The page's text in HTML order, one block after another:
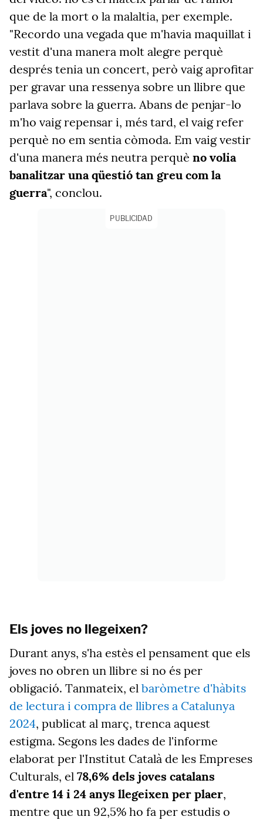
que de la mort o la malaltia, per exemple.
"Recordo una vegada que m'havia maquillat i
vestit d'una manera molt alegre perquè
després tenia un concert, però vaig aprofitar
per gravar una ressenya sobre un llibre que
parlava sobre la guerra. Abans de penjar-lo
m'ho vaig repensar i, més tard, el vaig refer
perquè no em sentia còmoda. Em vaig vestir
d'una manera més neutra perquè no volia
banalitzar una qüestió tan greu com la
guerra", conclou.
PUBLICIDAD
Els joves no llegeixen?
Durant anys, s'ha estès el pensament que els
joves no obren un llibre si no és per
obligació. Tanmateix, el baròmetre d'hàbits
de lectura i compra de llibres a Catalunya
2024, publicat al març, trenca aquest
estigma. Segons les dades de l'informe
elaborat per l'Institut Català de les Empreses
Culturals, el 78,6% dels joves catalans
d'entre 14 i 24 anys llegeixen per plaer,
mentre que un 92,5% ho fa per estudis o